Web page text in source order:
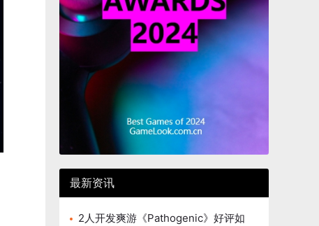
最新资讯
2人开发爽游《Pathogenic》好评如